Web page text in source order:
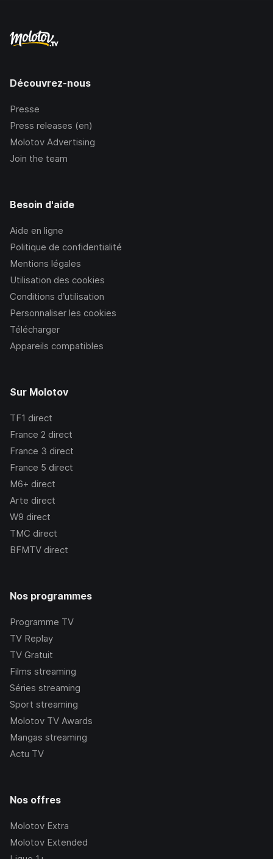
Découvrez-nous
Presse
Press releases (en)
Molotov Advertising
Join the team
Besoin d'aide
Aide en ligne
Politique de confidentialité
Mentions légales
Utilisation des cookies
Conditions d’utilisation
Personnaliser les cookies
Télécharger
Appareils compatibles
Sur Molotov
TF1 direct
France 2 direct
France 3 direct
France 5 direct
M6+ direct
Arte direct
W9 direct
TMC direct
BFMTV direct
Nos programmes
Programme TV
TV Replay
TV Gratuit
Films streaming
Séries streaming
Sport streaming
Molotov TV Awards
Mangas streaming
Actu TV
Nos offres
Molotov Extra
Molotov Extended